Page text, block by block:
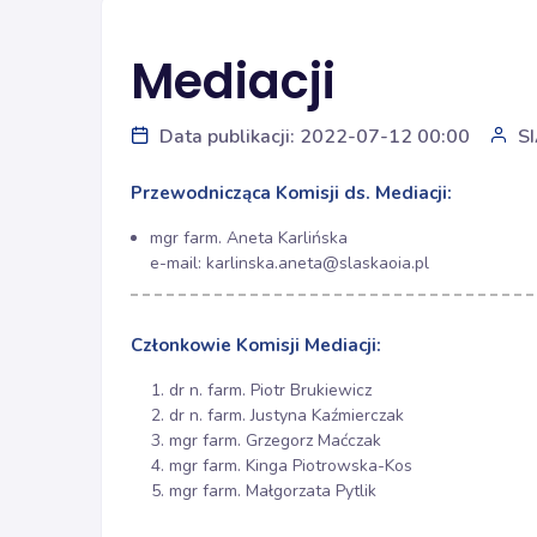
Mediacji
Data publikacji: 2022-07-12 00:00
Przewodnicząca Komisji ds. Mediacji:
mgr farm. Aneta Karlińska
e-mail: karlinska.aneta@slaskaoia.pl
Członkowie Komisji Mediacji:
dr n. farm. Piotr Brukiewicz
dr n. farm. Justyna Kaźmierczak
mgr farm. Grzegorz Maćczak
mgr farm. Kinga Piotrowska-Kos
mgr farm. Małgorzata Pytlik